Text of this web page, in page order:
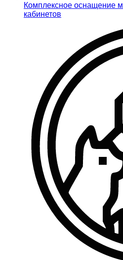
Комплексное оснащение
кабинетов